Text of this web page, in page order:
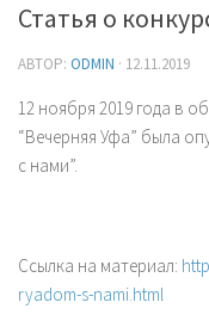
Статья о
АВТОР: ODMIN · 12.11.2019
12 ноября 2019 года в
“Вечерняя Уфа” была
с нами”.
Ссылка на материал:
ryadom-s-nami.html